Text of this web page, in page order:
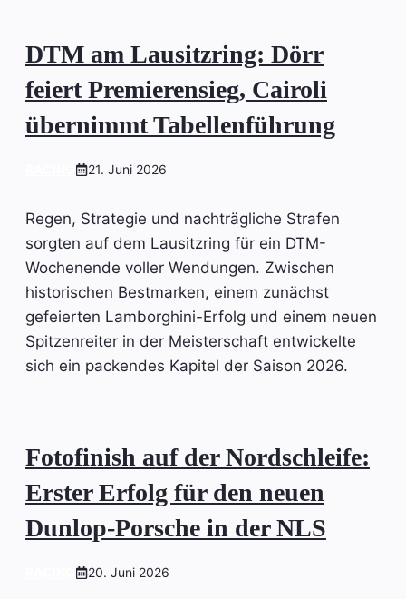
DTM am Lausitzring: Dörr
feiert Premierensieg, Cairoli
übernimmt Tabellenführung
21. Juni 2026
Regen, Strategie und nachträgliche Strafen
sorgten auf dem Lausitzring für ein DTM-
Wochenende voller Wendungen. Zwischen
historischen Bestmarken, einem zunächst
gefeierten Lamborghini-Erfolg und einem neuen
Spitzenreiter in der Meisterschaft entwickelte
sich ein packendes Kapitel der Saison 2026.
Fotofinish auf der Nordschleife:
Erster Erfolg für den neuen
Dunlop-Porsche in der NLS
20. Juni 2026